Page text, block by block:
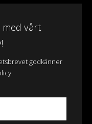
vårt
godkänner